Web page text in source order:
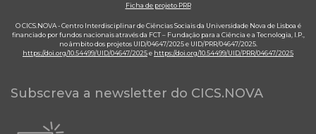
Ficha de projeto PRR
O CICS.NOVA - Centro Interdisciplinar de Ciências Sociais da Universidade Nova de Lisboa é
financiado por fundos nacionais através da FCT – Fundação para a Ciência e a Tecnologia, I.P.,
no âmbito dos projetos UID/04647/2025 e UID/PRR/04647/2025.
https://doi.org/10.54499/UID/04647/2025e https://doi.org/10.54499/UID/PRR/04647/2025
Subscreva a newsletter do CICS.NOVA